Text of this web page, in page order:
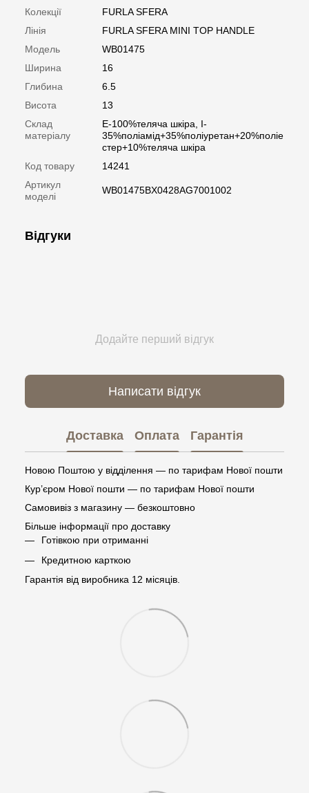
Колекції
FURLA SFERA
Лінія
FURLA SFERA MINI TOP HANDLE
Модель
WB01475
Ширина
16
Глибина
6.5
Висота
13
Склад
матеріалу
E-100%теляча шкіра, I-
35%поліамід+35%поліуретан+20%поліе
стер+10%теляча шкіра
Код товару
14241
Артикул
моделі
WB01475BX0428AG7001002
Відгуки
Додайте перший відгук
Написати відгук
Доставка Оплата Гарантія
Новою Поштою у відділення — по тарифам Нової пошти
Кур’єром Нової пошти — по тарифам Нової пошти
Самовивіз з магазину — безкоштовно
Більше інформації про доставку
Готівкою при отриманні
Кредитною карткою
Гарантія від виробника 12 місяців.